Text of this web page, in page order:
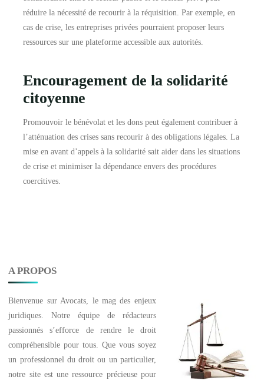
réduire la nécessité de recourir à la réquisition. Par exemple, en
cas de crise, les entreprises privées pourraient proposer leurs
ressources sur une plateforme accessible aux autorités.
Encouragement de la solidarité
citoyenne
Promouvoir le bénévolat et les dons peut également contribuer à
l’atténuation des crises sans recourir à des obligations légales. La
mise en avant d’appels à la solidarité sait aider dans les situations
de crise et minimiser la dépendance envers des procédures
coercitives.
A PROPOS
Bienvenue sur Avocats , le mag des enjeux
juridiques. Notre équipe de rédacteurs
passionnés s’efforce de rendre le droit
compréhensible pour tous. Que vous soyez
un professionnel du droit ou un particulier,
notre site est une ressource précieuse pour